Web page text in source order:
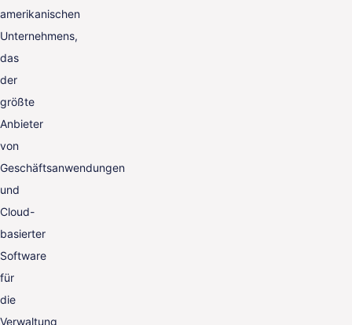
amerikanischen
Unternehmens,
das
der
größte
Anbieter
von
Geschäftsanwendungen
und
Cloud-
basierter
Software
für
die
Verwaltung